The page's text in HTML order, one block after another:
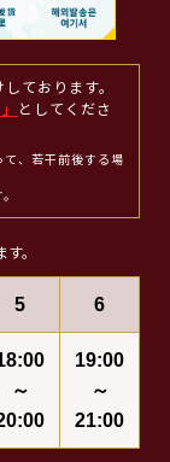
ております。
としてくださ
、若干前後する場
。
5 6
～
19:00
～
21:00